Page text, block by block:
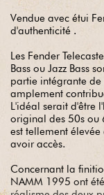
Vendue avec étui
d'authenticité .
Les Fender
Bass ou Jazz Bass
partie intégrante
amplement
L'idéal serait d'être
original des 50s ou
est tellement
avoir accès.
Concernant la
NAMM 1995 ont